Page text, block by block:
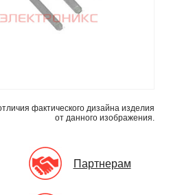
фактического дизайна изделия
от данного изображения.
Партнерам